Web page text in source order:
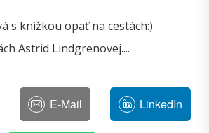
s knižkou opäť na cestách:)
Astrid Lindgrenovej....
E-Mail LinkedIn